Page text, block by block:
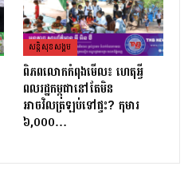
សន្តិសុខសង្គម
ពិភពលោកកំពុងមើល៖ ហេតុអ្វី
ពលរដ្ឋកម្ពុជានៅតែមិន
អាចវិលត្រឡប់ទៅផ្ទះ? កុមារ
៦,០០០…